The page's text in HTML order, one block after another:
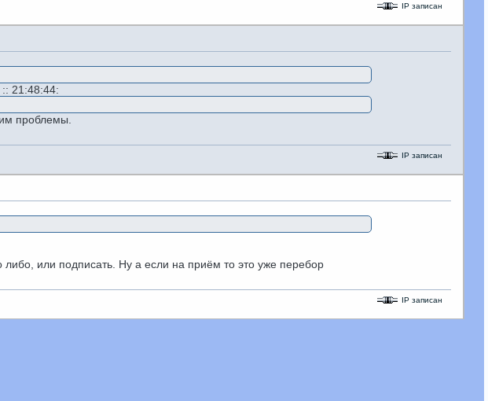
IP записан
21:48:44:
проблемы.
IP записан
либо, или подписать. Ну а если на приём то это уже перебор
IP записан